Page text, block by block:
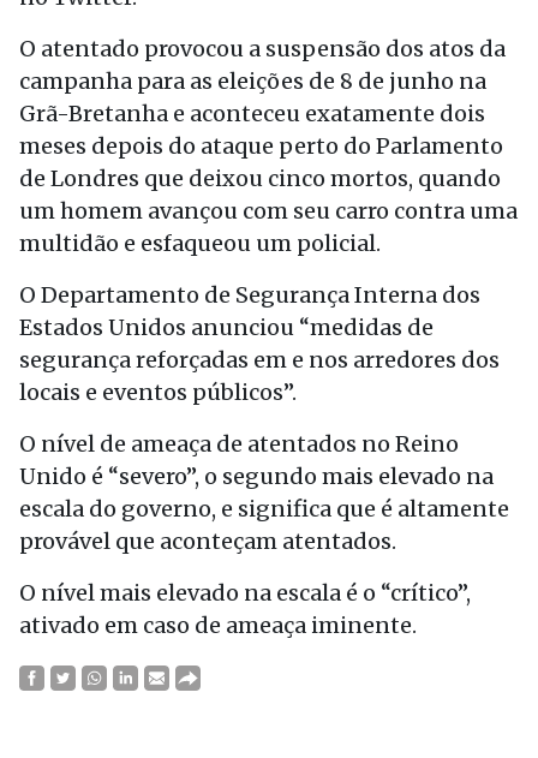
O atentado provocou a suspensão dos atos da
campanha para as eleições de 8 de junho na
Grã-Bretanha e aconteceu exatamente dois
meses depois do ataque perto do Parlamento
de Londres que deixou cinco mortos, quando
um homem avançou com seu carro contra uma
multidão e esfaqueou um policial.
O Departamento de Segurança Interna dos
Estados Unidos anunciou “medidas de
segurança reforçadas em e nos arredores dos
locais e eventos públicos”.
O nível de ameaça de atentados no Reino
Unido é “severo”, o segundo mais elevado na
escala do governo, e significa que é altamente
provável que aconteçam atentados.
O nível mais elevado na escala é o “crítico”,
ativado em caso de ameaça iminente.